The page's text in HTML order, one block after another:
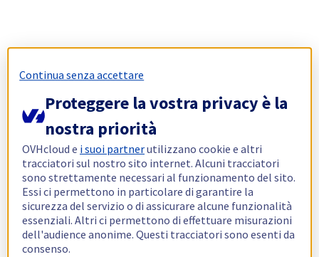
Continua senza accettare
Proteggere la vostra privacy è la
nostra priorità
OVHcloud e i suoi partnerutilizzano cookie e altri
tracciatori sul nostro sito internet. Alcuni tracciatori
sono strettamente necessari al funzionamento del sito.
Essi ci permettono in particolare di garantire la
sicurezza del servizio o di assicurare alcune funzionalità
essenziali. Altri ci permettono di effettuare misurazioni
dell'audience anonime. Questi tracciatori sono esenti da
consenso.